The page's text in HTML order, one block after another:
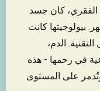
الفقري، كان جسد
بيولوجيتها كانت
الدم،
في رحمها - هذه
على المستوى